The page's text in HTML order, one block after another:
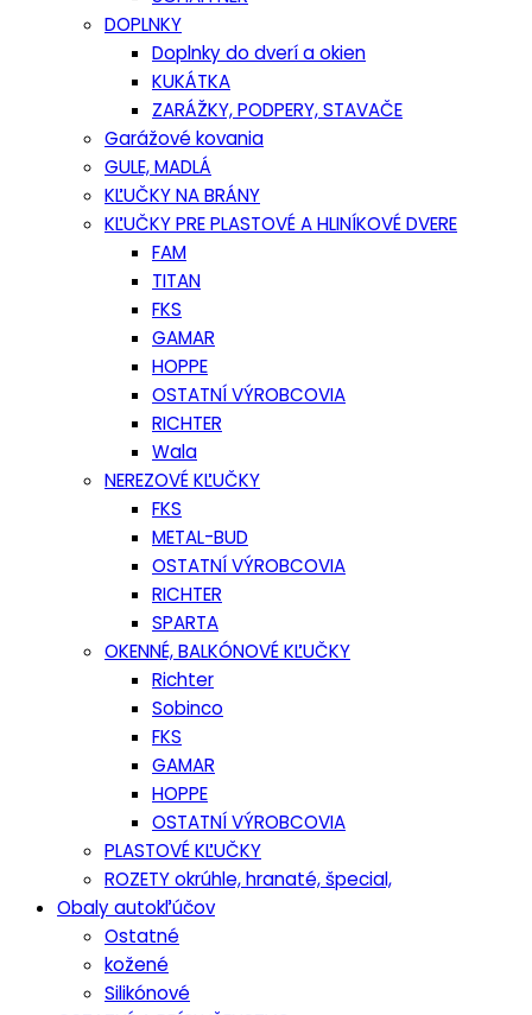
DOPLNKY
Doplnky do dverí a okien
KUKÁTKA
ZARÁŽKY, PODPERY, STAVAČE
Garážové kovania
GULE, MADLÁ
KĽUČKY NA BRÁNY
KĽUČKY PRE PLASTOVÉ A HLINÍKOVÉ DVERE
FAM
TITAN
FKS
GAMAR
HOPPE
OSTATNÍ VÝROBCOVIA
RICHTER
Wala
NEREZOVÉ KĽUČKY
FKS
METAL-BUD
OSTATNÍ VÝROBCOVIA
RICHTER
SPARTA
OKENNÉ, BALKÓNOVÉ KĽUČKY
Richter
Sobinco
FKS
GAMAR
HOPPE
OSTATNÍ VÝROBCOVIA
PLASTOVÉ KĽUČKY
ROZETY okrúhle, hranaté, špecial,
Obaly autokľúčov
Ostatné
kožené
Silikónové